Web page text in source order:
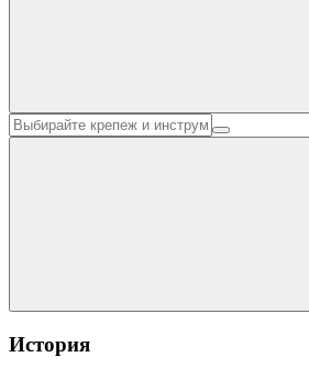
История